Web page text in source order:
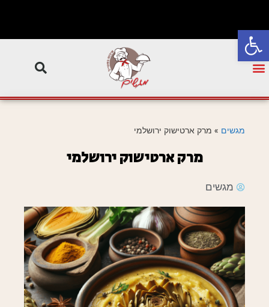
פתח סרגל נגישות
מגשים » מרק ארטישוק ירושלמי
מרק ארטישוק ירושלמי
מגשים